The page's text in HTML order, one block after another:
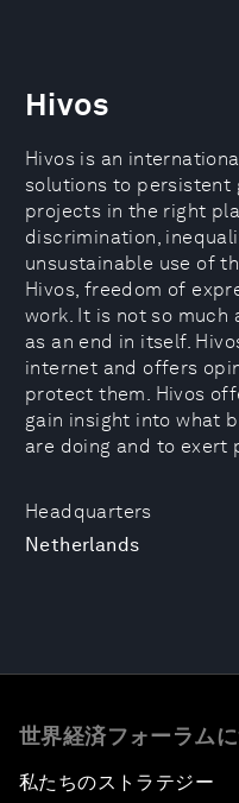
Headquarters
Netherlands
Hivos
Hivos is an
solutions to persistent
projects in the right
discrimination,
unsustainable use of
Hivos, freedom of
work. It is not so much
as an end in itself.
internet and offers
protect them. Hivos
gain insight into what
are doing and to exert
世界経済フォーラム
私たちのストラテジー